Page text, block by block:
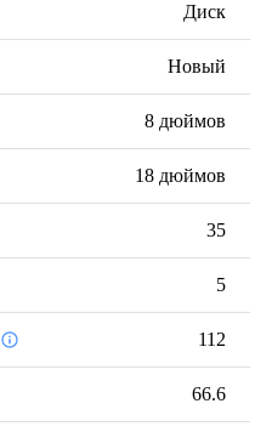
Диск
Новый
8 дюймов
18 дюймов
35
5
112
66.6